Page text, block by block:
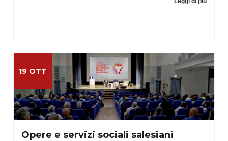
19 OTT
Opere e servizi sociali salesiani